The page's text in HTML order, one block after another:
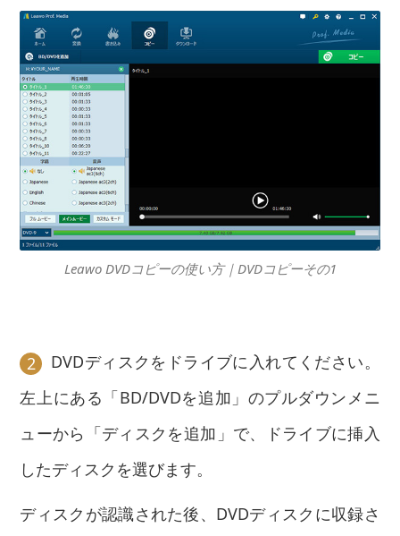
Leawo DVDコピーの使い方｜DVDコピーその1
2
DVDディスクをドライブに入れてください。
左上にある「BD/DVDを追加」のプルダウンメニ
ューから「ディスクを追加」で、ドライブに挿入
したディスクを選びます。
ディスクが認識された後、DVDディスクに収録さ